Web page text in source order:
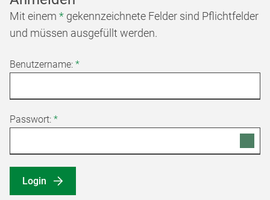
Mit einem * gekennzeichnete Felder sind Pflichtfelder
und müssen ausgefüllt werden.
Benutzername: *
Passwort: *
Login